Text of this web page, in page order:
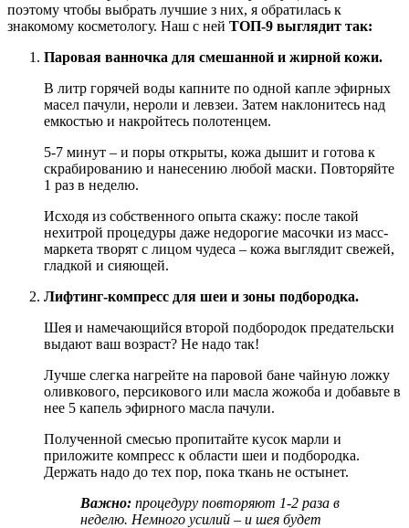
поэтому чтобы выбрать лучшие з них, я обратилась к
знакомому косметологу. Наш с ней ТОП-9 выглядит так:
Паровая ванночка для смешанной и жирной кожи.
В литр горячей воды капните по одной капле эфирных
масел пачули, нероли и левзеи. Затем наклонитесь над
емкостью и накройтесь полотенцем.
5-7 минут – и поры открыты, кожа дышит и готова к
скрабированию и нанесению любой маски. Повторяйте
1 раз в неделю.
Исходя из собственного опыта скажу: после такой
нехитрой процедуры даже недорогие масочки из масс-
маркета творят с лицом чудеса – кожа выглядит свежей,
гладкой и сияющей.
Лифтинг-компресс для шеи и зоны подбородка.
Шея и намечающийся второй подбородок предательски
выдают ваш возраст? Не надо так!
Лучше слегка нагрейте на паровой бане чайную ложку
оливкового, персикового или масла жожоба и добавьте в
нее 5 капель эфирного масла пачули.
Полученной смесью пропитайте кусок марли и
приложите компресс к области шеи и подбородка.
Держать надо до тех пор, пока ткань не остынет.
Важно: процедуру повторяют 1-2 раза в
неделю. Немного усилий – и шея будет